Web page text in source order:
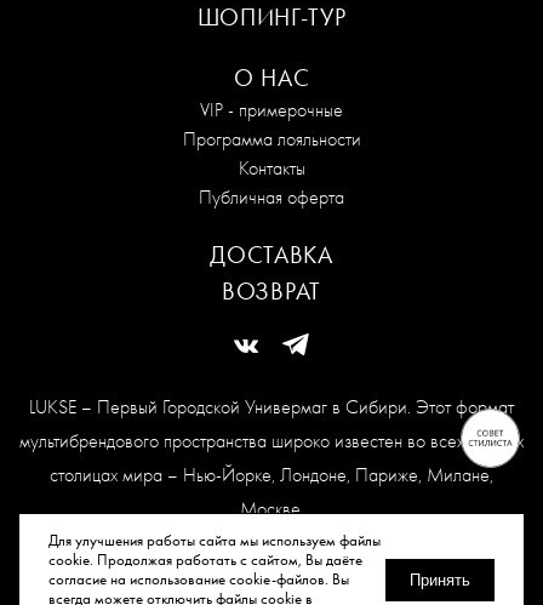
Для улучшения работы сайта мы используем файлы
cookie. Продолжая работать с сайтом, Вы даёте
согласие на использование cookie-файлов. Вы
всегда можете отключить файлы cookie в
Принять
LUKSE – Первый Городской Универмаг в Сибири. Этот формат
мультибрендового пространства широко известен во всех модных
столицах мира – Нью-Йорке, Лондоне, Париже, Милане,
Москве.
Карта сайта
О НАС
VIP - примерочные
Программа лояльности
Контакты
Публичная оферта
ШОПИНГ-ТУР
ДОСТАВКА
ВОЗВРАТ